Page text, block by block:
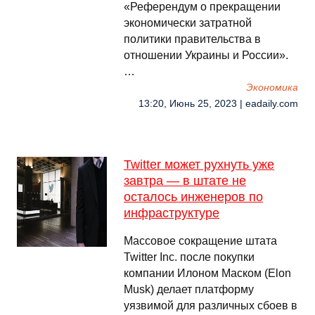
«Референдум о прекращении
экономически затратной
политики правительства в
отношении Украины и России».
…
Экономика
13:20, Июнь 25, 2023 | eadaily.com
Twitter может рухнуть уже
завтра — в штате не
осталось инженеров по
инфраструктуре
Массовое сокращение штата
Twitter Inc. после покупки
компании Илоном Маском (Elon
Musk) делает платформу
уязвимой для различных сбоев в